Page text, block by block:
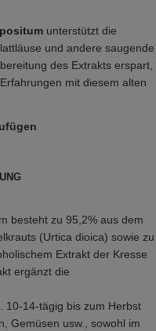
unterstützt die
und andere saugende
des Extrakts erspart,
mit diesem alten
besteht zu 95,2% aus dem
(Urtica dioica) sowie zu
Extrakt der Kresse
ergänzt die
10-14-tägig bis zum Herbst
Gemüsen usw., sowohl im